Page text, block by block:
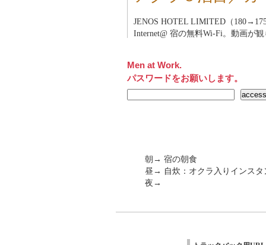
JENOS HOTEL LIMITED（
Internet@ 宿の無料Wi-Fi。動画が
Men at Work.
パスワードをお願いします。
朝→ 宿の朝食
昼→ 自炊：オクラ入りインスタ
夜→